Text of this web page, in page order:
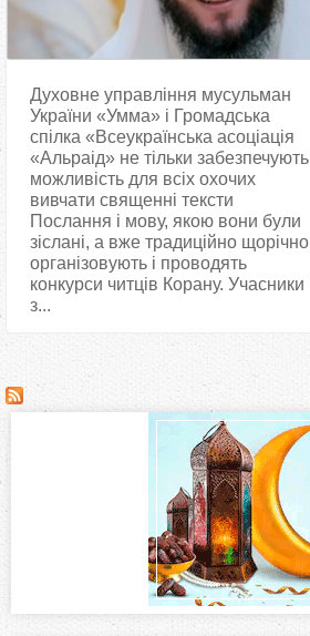
Духовне управління мусульман
України «Умма» і Громадська
спілка «Всеукраїнська асоціація
«Альраід» не тільки забезпечують
можливість для всіх охочих
вивчати священні тексти
Послання і мову, якою вони були
зіслані, а вже традиційно щорічно
організовують і проводять
конкурси читців Корану. Учасники
з...